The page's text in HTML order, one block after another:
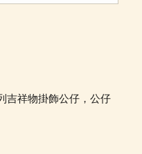
吉祥物掛飾公仔，公仔